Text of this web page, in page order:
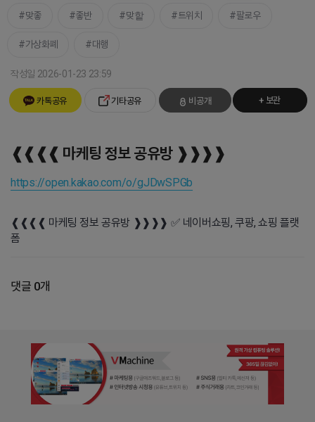
맞좋 좋반 맞핱 트위치 팔로우
가상화폐 대행
작성일 2026-01-23 23:59
카톡공유 기타공유 비공개 + 보관
❰❰❰❰ 마케팅 정보 공유방 ❱❱❱❱
https://open.kakao.com/o/gJDwSPGb
❰❰❰❰ 마케팅 정보 공유방 ❱❱❱❱ ✅ 네이버쇼핑, 쿠팡, 쇼핑 플랫
폼
댓글 0개